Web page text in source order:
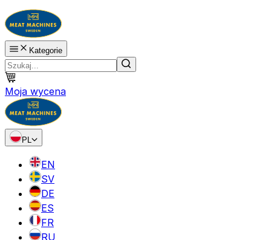
Kategorie
Moja wycena
PL
EN
SV
DE
ES
FR
RU